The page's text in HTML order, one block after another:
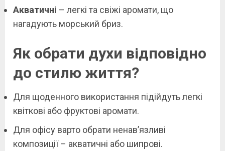
Акватичні – легкі та свіжі аромати, що
нагадують морський бриз.
Як обрати духи відповідно
до стилю життя?
Для щоденного використання підійдуть легкі
квіткові або фруктові аромати.
Для офісу варто обрати ненав’язливі
композиції – акватичні або шипрові.